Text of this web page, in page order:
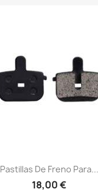
Pastillas De Freno Para...
18,00 €